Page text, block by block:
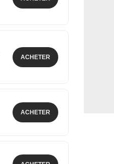
ACHETER
ACHETER
ACHETER